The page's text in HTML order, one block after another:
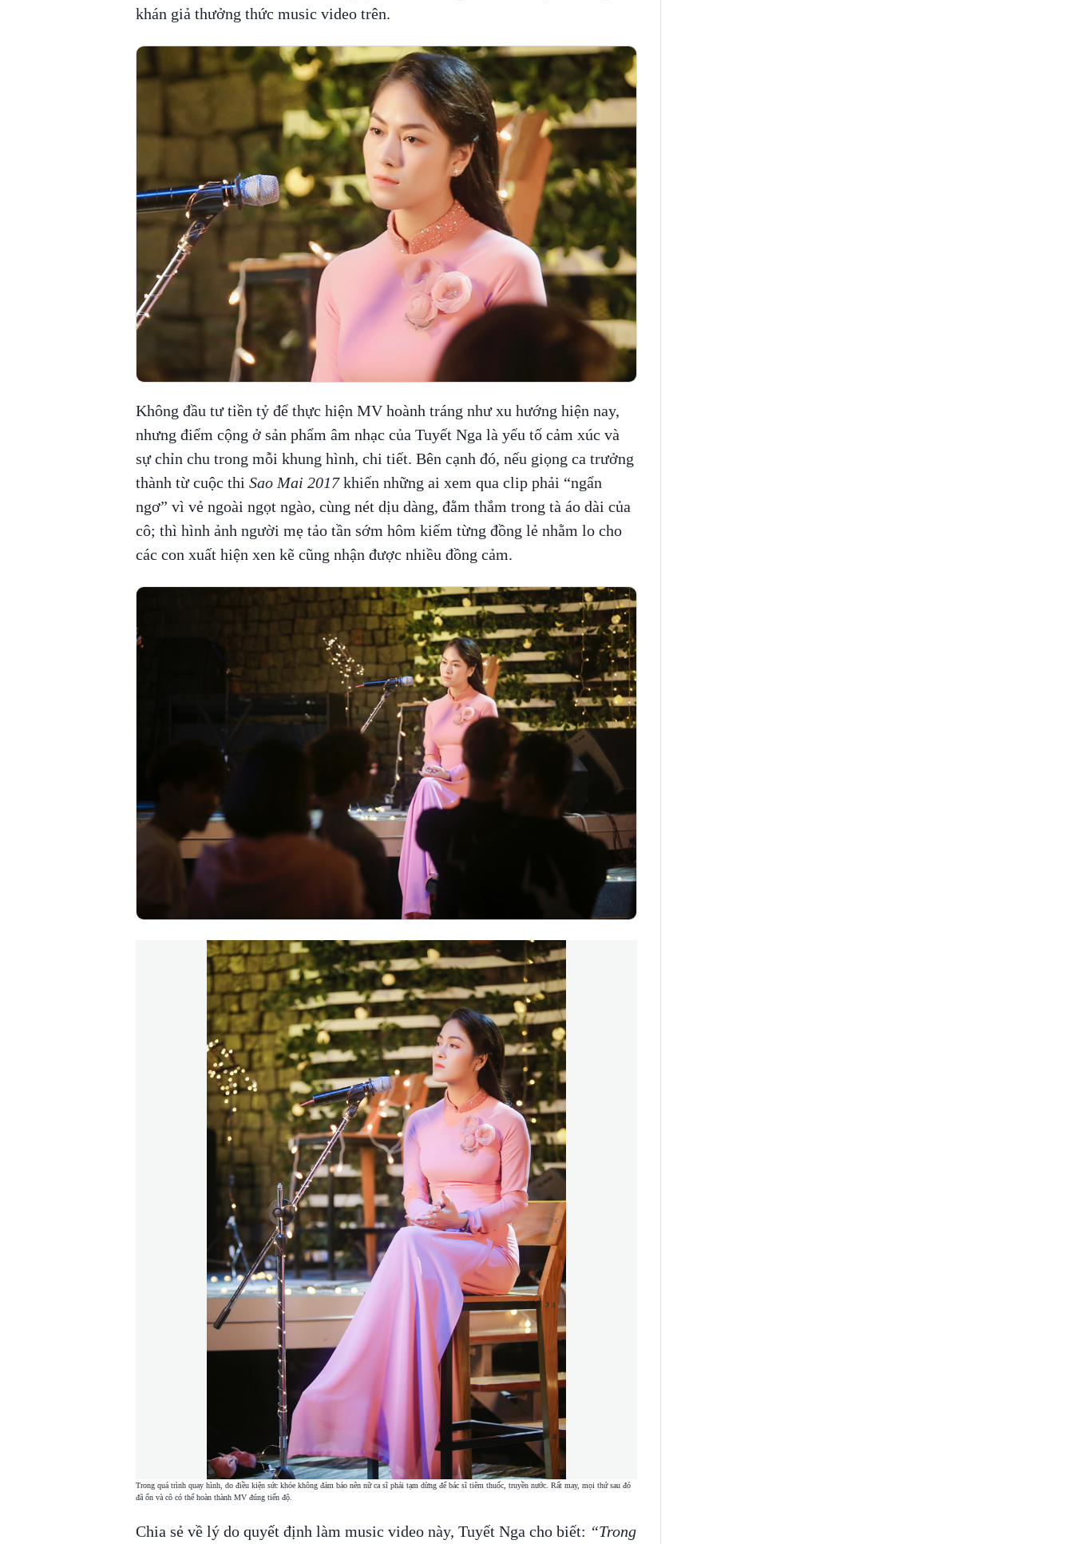
khán giả thưởng thức music video trên.
Không đầu tư tiền tỷ để thực hiện MV hoành tráng như xu hướng hiện nay,
nhưng điểm cộng ở sản phẩm âm nhạc của Tuyết Nga là yếu tố cảm xúc và
sự chỉn chu trong mỗi khung hình, chi tiết. Bên cạnh đó, nếu giọng ca trưởng
thành từ cuộc thi Sao Mai 2017khiến những ai xem qua clip phải “ngẩn
ngơ” vì vẻ ngoài ngọt ngào, cùng nét dịu dàng, đằm thắm trong tà áo dài của
cô; thì hình ảnh người mẹ tảo tần sớm hôm kiếm từng đồng lẻ nhằm lo cho
các con xuất hiện xen kẽ cũng nhận được nhiều đồng cảm.
Trong quá trình quay hình, do điều kiện sức khỏe không đảm bảo nên nữ ca sĩ phải tạm dừng để bác sĩ tiêm thuốc, truyền nước. Rất may, mọi thứ sau đó
đã ổn và cô có thể hoàn thành MV đúng tiến độ.
Chia sẻ về lý do quyết định làm music video này, Tuyết Nga cho biết: “Trong